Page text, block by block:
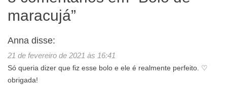
maracujá”
Anna disse:
21 de fevereiro de 2021 às 16:41
Só queria dizer que fiz esse bolo e ele é realmente perfeito. ♡
obrigada!